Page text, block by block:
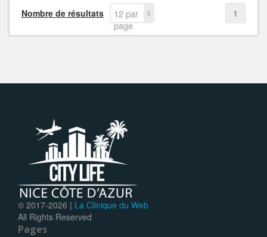
Nombre de résultats
12 par
page
1
© 2017-2026 | La Clinique du Web
All Rights Reserved
Pages